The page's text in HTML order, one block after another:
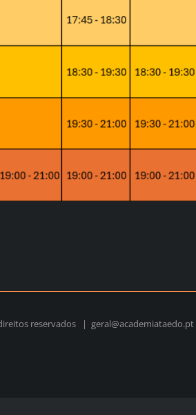
reservados | geral@academiataedo.pt